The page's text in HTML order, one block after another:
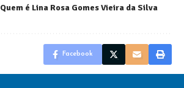
Quem é Lina Rosa Gomes Vieira da Silva
Facebook